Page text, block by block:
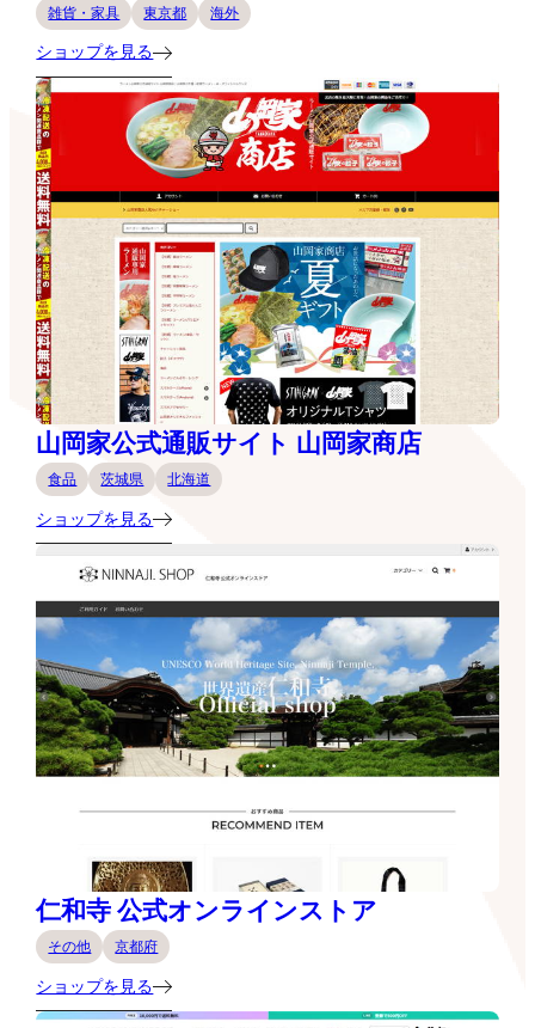
雑貨・家具 東京都 海外
ショップを見る
山岡家公式通販サイト 山岡家商店
食品 茨城県 北海道
ショップを見る
仁和寺 公式オンラインストア
その他 京都府
ショップを見る